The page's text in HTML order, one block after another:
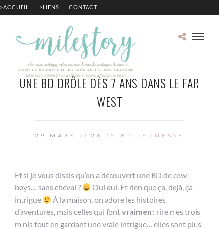
>ACCUEIL >LIENS CONTACT
UNE BD DRÔLE DÈS 7 ANS DANS LE FAR
WEST
29 MARS 2026 IN BD JEUNESSE
Et si je vous disais qu’on a découvert une BD de cow-
boys… sans cheval ?
Oui oui. Et rien que ça, déjà, ça
intrigue
À la maison, on adore les histoires
d’aventures, mais celles qui fontvraiment rire mes trois
minis tout en gardant une vraie intrigue… elles sont plus